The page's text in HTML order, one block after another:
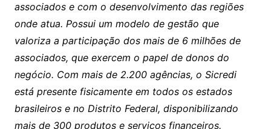
associados e com o desenvolvimento das regiões
onde atua. Possui um modelo de gestão que
valoriza a participação dos mais de 6 milhões de
associados, que exercem o papel de donos do
negócio. Com mais de 2.200 agências, o Sicredi
está presente fisicamente em todos os estados
brasileiros e no Distrito Federal, disponibilizando
mais de 300 produtos e serviços financeiros.